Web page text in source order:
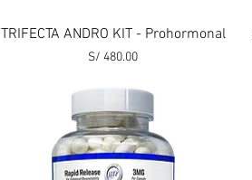
Vista rápida
TRIFECTA ANDRO KIT - Prohormonal
Precio
S/ 480.00